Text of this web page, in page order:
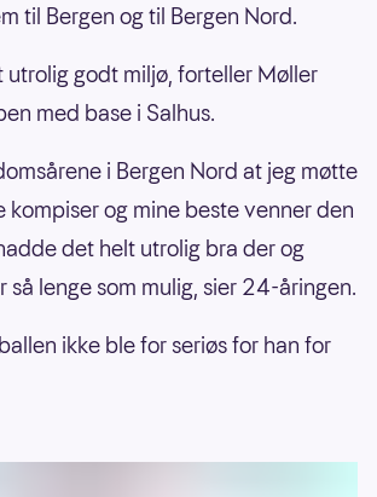
til Bergen og til Bergen Nord.
utrolig godt miljø, forteller Møller
med base i Salhus.
i Bergen Nord at jeg møtte
og mine beste venner den
det helt utrolig bra der og
så lenge som mulig, sier 24-åringen.
ikke ble for seriøs for han for